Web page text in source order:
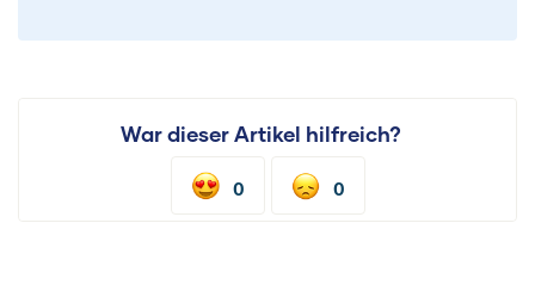
War dieser Artikel hilfreich?
0 0